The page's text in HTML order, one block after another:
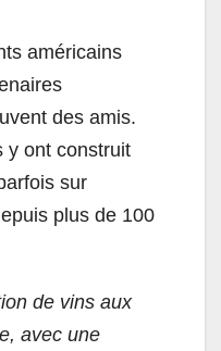
américains
des amis.
y ont construit
sur
plus de 100
de vins aux
avec une